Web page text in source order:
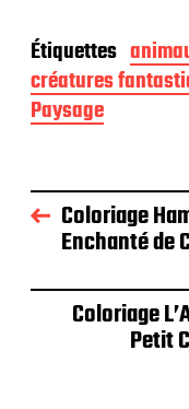
Étiquettes
créatures
Paysage
Coloriage
Enchanté de
Coloriage
Petit